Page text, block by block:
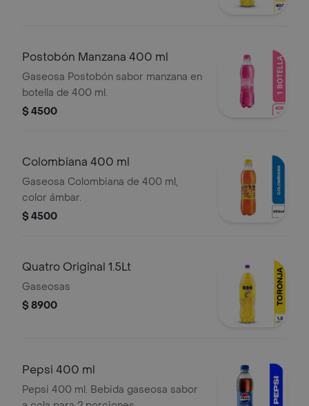
Postobón Manzana 400 ml
Gaseosa Postobón sabor manzana en
botella de 400 ml.
$ 4500
Colombiana 400 ml
Gaseosa Colombiana de 400 ml,
color ámbar.
$ 4500
Quatro Original 1.5Lt
Gaseosas
$ 8900
Pepsi 400 ml
Pepsi 400 ml. Bebida gaseosa sabor